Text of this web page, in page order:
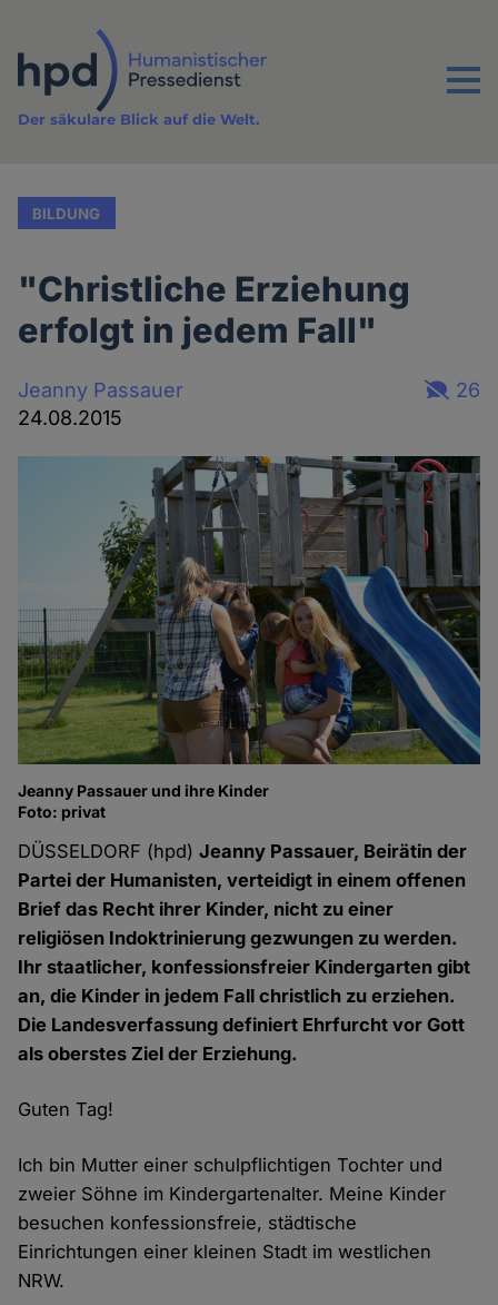
Inhalt
Menu
Der säkulare Blick auf die Welt.
BILDUNG
"Christliche Erziehung
erfolgt in jedem Fall"
Jeanny Passauer
24.08.2015
26
Jeanny Passauer und ihre Kinder
Foto: privat
DÜSSELDORF (hpd)Jeanny Passauer, Beirätin der
Partei der Humanisten, verteidigt in einem offenen
Brief das Recht ihrer Kinder, nicht zu einer
religiösen Indoktrinierung gezwungen zu werden.
Ihr staatlicher, konfessionsfreier Kindergarten gibt
an, die Kinder in jedem Fall christlich zu erziehen.
Die Landesverfassung definiert Ehrfurcht vor Gott
als oberstes Ziel der Erziehung.
Guten Tag!
Ich bin Mutter einer schulpflichtigen Tochter und
zweier Söhne im Kindergartenalter. Meine Kinder
besuchen konfessionsfreie, städtische
Einrichtungen einer kleinen Stadt im westlichen
NRW.